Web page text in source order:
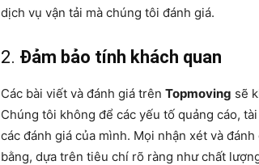
dịch vụ vận tải mà chúng tôi đánh giá.
2. Đảm bảo tính khách quan
Các bài viết và đánh giá trên Topmoving sẽ
Chúng tôi không để các yếu tố quảng cáo,
các đánh giá của mình. Mọi nhận xét và
bằng, dựa trên tiêu chí rõ ràng như chất